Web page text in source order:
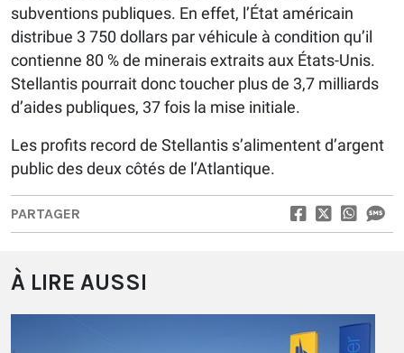
subventions publiques. En effet, l’État américain
distribue 3 750 dollars par véhicule à condition qu’il
contienne 80 % de minerais extraits aux États-Unis.
Stellantis pourrait donc toucher plus de 3,7 milliards
d’aides publiques, 37 fois la mise initiale.
Les profits record de Stellantis s’alimentent d’argent
public des deux côtés de l’Atlantique.
PARTAGER
À LIRE AUSSI